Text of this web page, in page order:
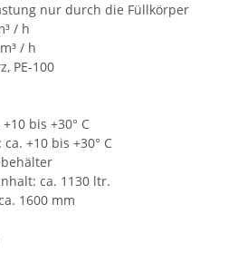
nur durch die Füllkörper
/ h
/ h
PE-100
bis +30° C
+10 bis +30° C
ca. 1130 ltr.
1600 mm